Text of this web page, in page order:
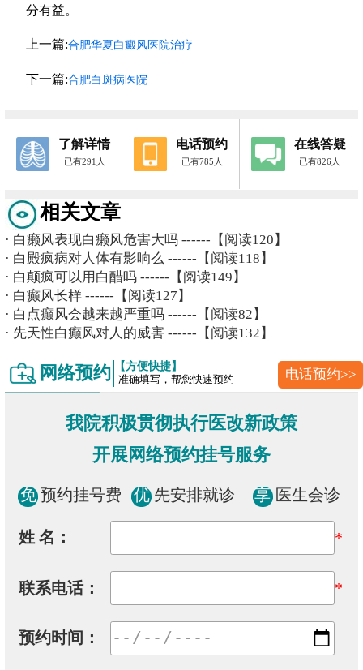
分有益。
上一篇:合肥华夏白癜风医院治疗
下一篇:合肥白斑病医院
了解详情
已有291人
电话预约
已有785人
在线答疑
已有826人
相关文章
· 白癞风表现白癞风危害大吗 ------【阅读120】
· 白殿疯病对人体有影响么 ------【阅读118】
· 白颠疯可以用白醋吗 ------【阅读149】
· 白癫风长样 ------【阅读127】
· 白点癫风会越来越严重吗 ------【阅读82】
· 先天性白癫风对人的威害 ------【阅读132】
网络预约 【方便快捷】
准确填写，帮您快速预约 电话预约>>
我院积极贯彻执行医改新政策
开展网络预约挂号服务
免 预约挂号费 优 先安排就诊 享 医生会诊
姓 名： *
联系电话： *
预约时间：